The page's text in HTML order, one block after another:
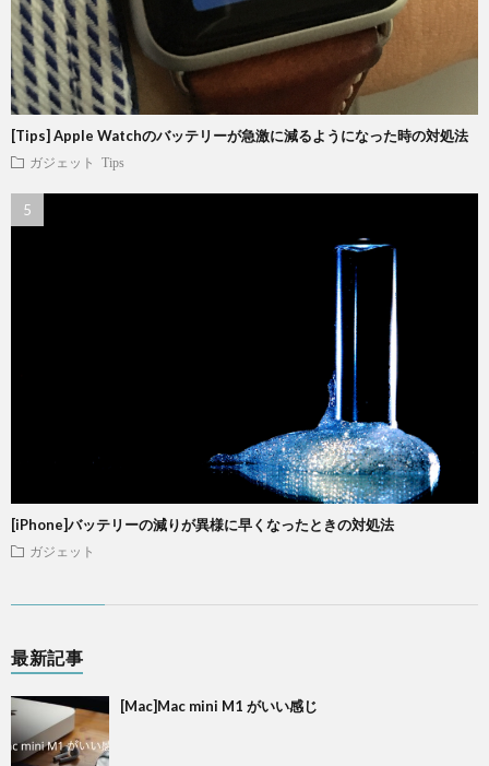
[Tips] Apple Watchのバッテリーが急激に減るようになった時の対処法
ガジェット Tips
[iPhone]バッテリーの減りが異様に早くなったときの対処法
ガジェット
最新記事
[Mac]Mac mini M1 がいい感じ